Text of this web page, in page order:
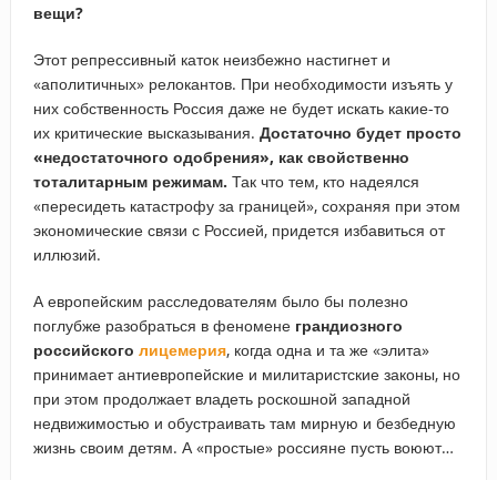
вещи?
Этот репрессивный каток неизбежно настигнет и
«аполитичных» релокантов. При необходимости изъять у
них собственность Россия даже не будет искать какие-то
их критические высказывания. Достаточно будет просто
«недостаточного одобрения», как свойственно
тоталитарным режимам. Так что тем, кто надеялся
«пересидеть катастрофу за границей», сохраняя при этом
экономические связи с Россией, придется избавиться от
иллюзий.
А европейским расследователям было бы полезно
поглубже разобраться в феномене грандиозного
российского лицемерия, когда одна и та же «элита»
принимает антиевропейские и милитаристские законы, но
при этом продолжает владеть роскошной западной
недвижимостью и обустраивать там мирную и безбедную
жизнь своим детям. А «простые» россияне пусть воюют…